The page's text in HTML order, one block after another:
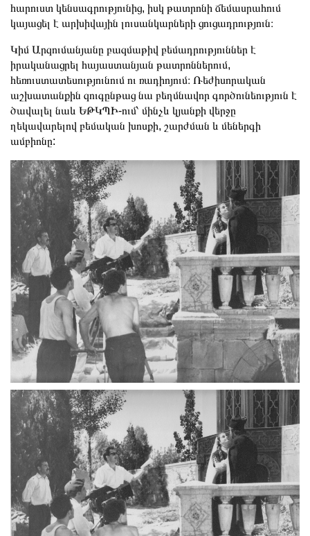
հարուստ կենսագրությունից, իսկ թատրոնի ճեմասրահում
կայացել է արխիվային լուսանկարների ցուցադրություն։
Կիմ Արզումանյանը բազմաթիվ բեմադրություններ է
իրականացրել հայաստանյան թատրոններում,
հեռուստատեսությունում ու ռադիոյում։ Ռեժիսորական
աշխատանքին զուգընթաց նա բեղմնավոր գործունեություն է
ծավալել նաև ԵԹԿՊԻ-ում՝ մինչև կյանքի վերջը
ղեկավարելով բեմական խոսքի, շարժման և մեներգի
ամբիոնը: